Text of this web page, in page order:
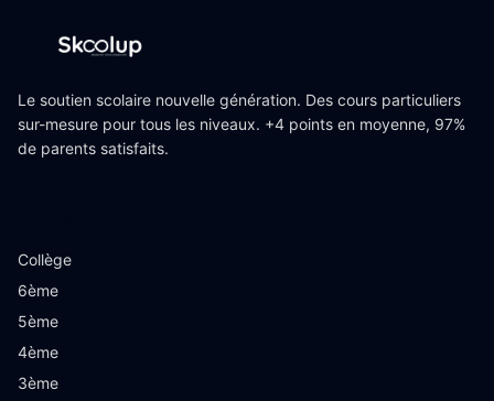
Le soutien scolaire nouvelle génération. Des cours particuliers
sur-mesure pour tous les niveaux. +4 points en moyenne, 97%
de parents satisfaits.
Collège
6ème
5ème
4ème
3ème